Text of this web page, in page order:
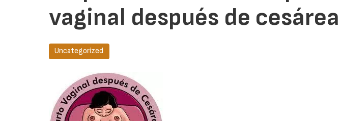
vaginal después de cesárea
Uncategorized